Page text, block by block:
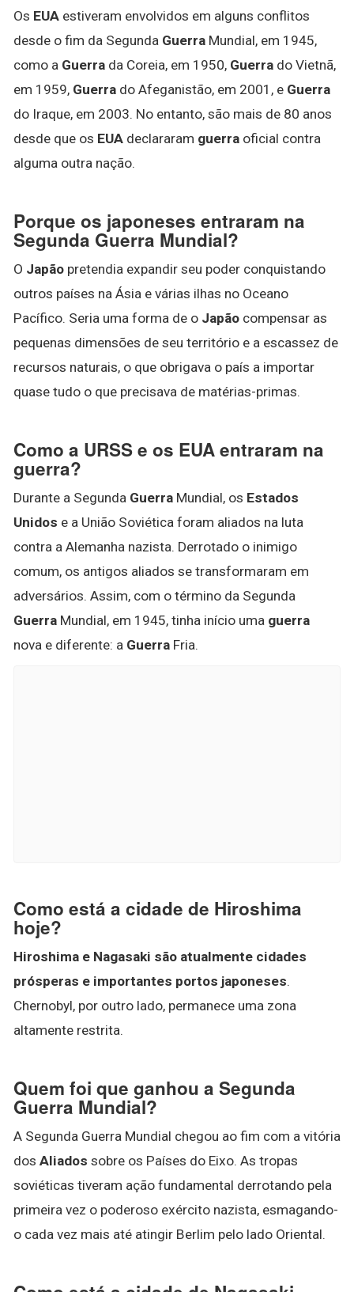
Os EUA estiveram envolvidos em alguns conflitos
desde o fim da Segunda Guerra Mundial, em 1945,
como a Guerra da Coreia, em 1950, Guerra do Vietnã,
em 1959, Guerra do Afeganistão, em 2001, e Guerra
do Iraque, em 2003. No entanto, são mais de 80 anos
desde que os EUA declararam guerra oficial contra
alguma outra nação.
Porque os japoneses entraram na
Segunda Guerra Mundial?
O Japão pretendia expandir seu poder conquistando
outros países na Ásia e várias ilhas no Oceano
Pacífico. Seria uma forma de o Japão compensar as
pequenas dimensões de seu território e a escassez de
recursos naturais, o que obrigava o país a importar
quase tudo o que precisava de matérias-primas.
Como a URSS e os EUA entraram na
guerra?
Durante a Segunda Guerra Mundial, os Estados
Unidos e a União Soviética foram aliados na luta
contra a Alemanha nazista. Derrotado o inimigo
comum, os antigos aliados se transformaram em
adversários. Assim, com o término da Segunda
Guerra Mundial, em 1945, tinha início uma guerra
nova e diferente: a Guerra Fria.
Como está a cidade de Hiroshima
hoje?
Hiroshima e Nagasaki são atualmente cidades
prósperas e importantes portos japoneses.
Chernobyl, por outro lado, permanece uma zona
altamente restrita.
Quem foi que ganhou a Segunda
Guerra Mundial?
A Segunda Guerra Mundial chegou ao fim com a vitória
dos Aliados sobre os Países do Eixo. As tropas
soviéticas tiveram ação fundamental derrotando pela
primeira vez o poderoso exército nazista, esmagando-
o cada vez mais até atingir Berlim pelo lado Oriental.